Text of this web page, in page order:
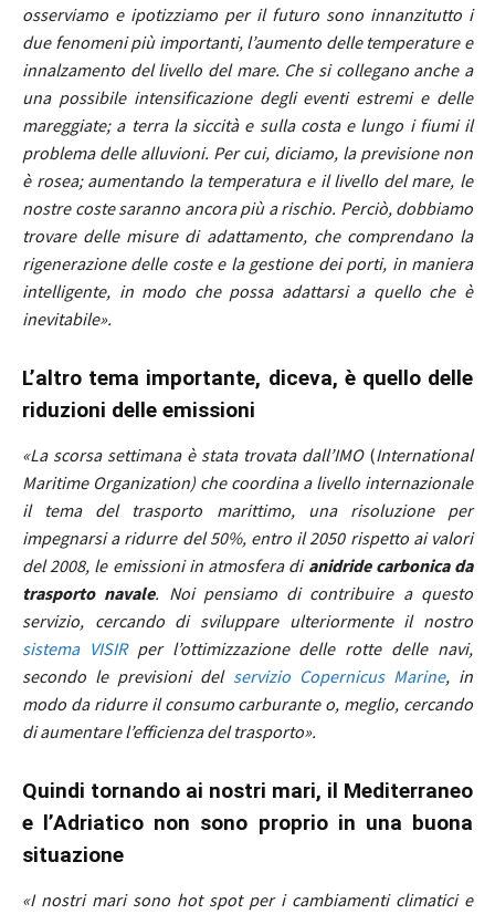
osserviamo e ipotizziamo per il futuro sono innanzitutto i
due fenomeni più importanti, l’aumento delle temperature e
innalzamento del livello del mare. Che si collegano anche a
una possibile intensificazione degli eventi estremi e delle
mareggiate; a terra la siccità e sulla costa e lungo i fiumi il
problema delle alluvioni. Per cui, diciamo, la previsione non
è rosea; aumentando la temperatura e il livello del mare, le
nostre coste saranno ancora più a rischio. Perciò, dobbiamo
trovare delle misure di adattamento, che comprendano la
rigenerazione delle coste e la gestione dei porti, in maniera
intelligente, in modo che possa adattarsi a quello che è
inevitabile».
L’altro tema importante, diceva, è quello delle
riduzioni delle emissioni
«La scorsa settimana è stata trovata dall’IMO (International
Maritime Organization) che coordina a livello internazionale
il tema del trasporto marittimo, una risoluzione per
impegnarsi a ridurre del 50%, entro il 2050 rispetto ai valori
del 2008, le emissioni in atmosfera di anidride carbonica da
trasporto navale. Noi pensiamo di contribuire a questo
servizio, cercando di sviluppare ulteriormente il nostro
sistema VISIRper l’ottimizzazione delle rotte delle navi,
secondo le previsioni del servizio Copernicus Marine, in
modo da ridurre il consumo carburante o, meglio, cercando
di aumentare l’efficienza del trasporto».
Quindi tornando ai nostri mari, il Mediterraneo
e l’Adriatico non sono proprio in una buona
situazione
«I nostri mari sono hot spot per i cambiamenti climatici e